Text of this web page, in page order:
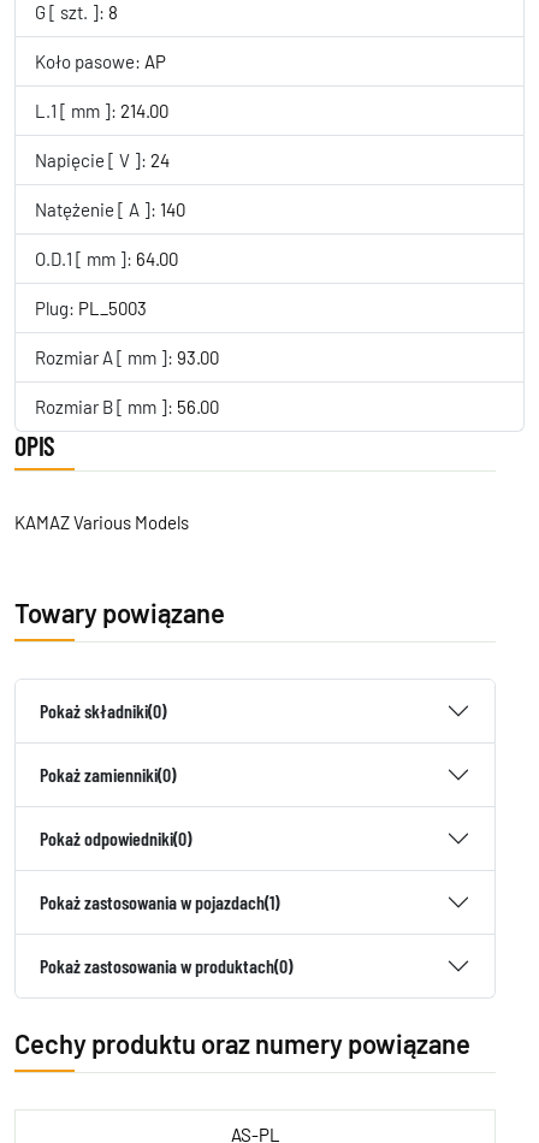
G [ szt. ]: 8
Koło pasowe: AP
L.1 [ mm ]: 214.00
Napięcie [ V ]: 24
Natężenie [ A ]: 140
O.D.1 [ mm ]: 64.00
Plug: PL_5003
Rozmiar A [ mm ]: 93.00
Rozmiar B [ mm ]: 56.00
OPIS
KAMAZ Various Models
Towary powiązane
Pokaż składniki(0)
Pokaż zamienniki(0)
Pokaż odpowiedniki(0)
Pokaż zastosowania w pojazdach(1)
Pokaż zastosowania w produktach(0)
Cechy produktu oraz numery powiązane
AS-PL